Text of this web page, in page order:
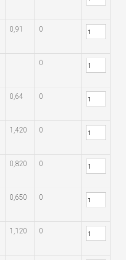
0,91 0
0
0,64 0
1,420 0
0,820 0
0,650 0
1,120 0